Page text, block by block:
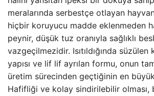
meralarında serbestçe otlayan
hiçbir koruyucu madde eklenmeden
peynir, düşük tuz oranıyla sağlıklı
vazgeçilmezidir. Isıtıldığında
yapısı ve lif lif ayrılan formu, onun
üretim sürecinden geçtiğinin en büyük
Hafifliği ve kolay sindirilebilir olması,